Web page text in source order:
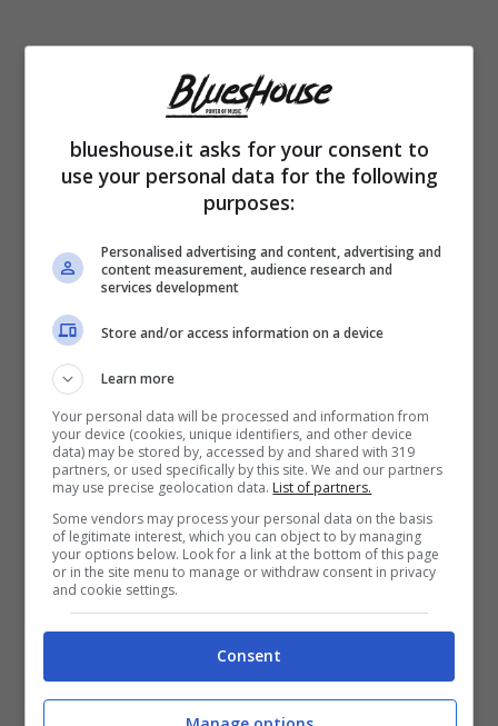
inosservato un dettaglio che riguarda la sua
casa. La giornalista vive a
suo amore Lorenzo esuo figlio Leon, avuto
dalla precedente relazione con Laerte
Pappalardo. La sua abitazione è curata
minuziosamente, ma la vera chicca è il
terrazzo sorprendente. Super colorato e
incantevole, Selvaggia ha saputo ricreare
una zona unica colma di oggetti veramente
esclusivi. Ovviamente in questo contesto
non mancano i “souvenir” dei suoi viaggi
fuori dall’Europa, ma anche ampio spazio
allepiante. Da dove nasce questa idea?
Selvaggia Lucarelli ha voluto, nel periodo del
lockdown, ricreare uno spazio
grado di restituire unazona unicaed
blueshouse.it asks for your consent to
use your personal data for the following
purposes:
Personalised advertising and content, advertising and
content measurement, audience research and
services development
Store and/or access information on a device
Learn more
Your personal data will be processed and information from
your device (cookies, unique identifiers, and other device
data) may be stored by, accessed by and shared with 319
partners, or used specifically by this site. We and our partners
may use precise geolocation data. List of partners.
Some vendors may process your personal data on the basis
of legitimate interest, which you can object to by managing
your options below. Look for a link at the bottom of this page
or in the site menu to manage or withdraw consent in privacy
and cookie settings.
Consent